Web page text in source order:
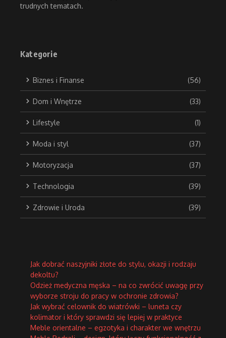
trudnych tematach.
Kategorie
Biznes i Finanse (56)
Dom i Wnętrze (33)
Lifestyle (1)
Moda i styl (37)
Motoryzacja (37)
Technologia (39)
Zdrowie i Uroda (39)
Jak dobrać naszyjniki złote do stylu, okazji i rodzaju
dekoltu?
Odzież medyczna męska – na co zwrócić uwagę przy
wyborze stroju do pracy w ochronie zdrowia?
Jak wybrać celownik do wiatrówki – luneta czy
kolimator i który sprawdzi się lepiej w praktyce
Meble orientalne – egzotyka i charakter we wnętrzu